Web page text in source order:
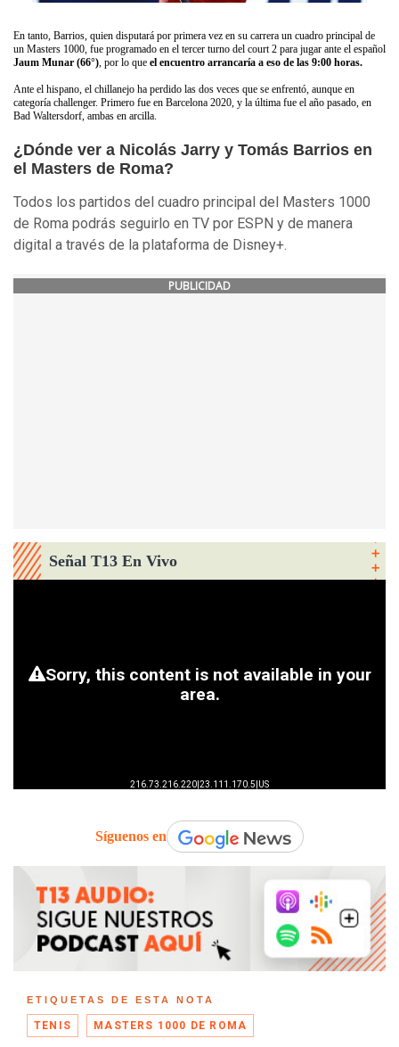
En tanto, Barrios, quien disputará por primera vez en su carrera un cuadro principal de
un Masters 1000, fue programado en el tercer turno del court 2 para jugar ante el español
Jaum Munar (66°), por lo que el encuentro arrancaría a eso de las 9:00 horas.
Ante el hispano, el chillanejo ha perdido las dos veces que se enfrentó, aunque en
categoría challenger. Primero fue en Barcelona 2020, y la última fue el año pasado, en
Bad Waltersdorf, ambas en arcilla.
¿Dónde ver a Nicolás Jarry y Tomás Barrios en
el Masters de Roma?
Todos los partidos del cuadro principal del Masters 1000
de Roma podrás seguirlo en TV por ESPN y de manera
digital a través de la plataforma de Disney+.
PUBLICIDAD
Señal T13 En Vivo
Síguenos en
ETIQUETAS DE ESTA NOTA
TENIS MASTERS 1000 DE ROMA